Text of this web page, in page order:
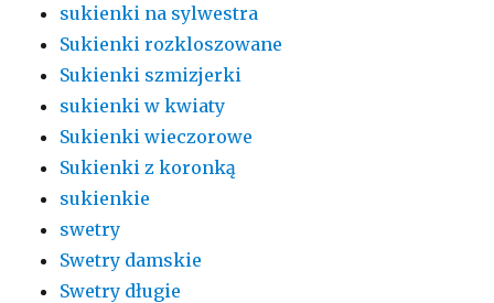
sukienki na sylwestra
Sukienki rozkloszowane
Sukienki szmizjerki
sukienki w kwiaty
Sukienki wieczorowe
Sukienki z koronką
sukienkie
swetry
Swetry damskie
Swetry długie